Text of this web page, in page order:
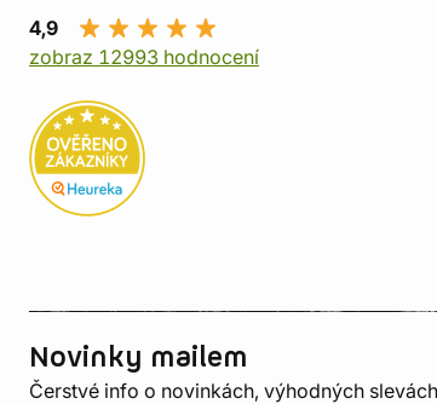
4,9
zobraz 12993 hodnocení
Novinky mailem
Čerstvé info o novinkách, výhodných